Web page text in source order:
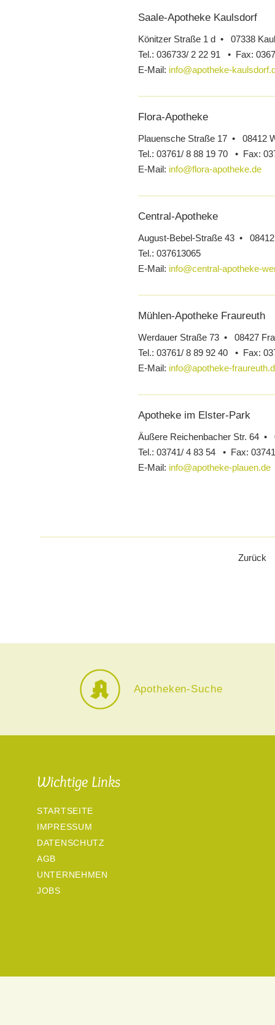
Saale-Apotheke Kaulsdorf
Könitzer Straße 1 d • 07338
Tel.: 036733/ 2 22 91 • Fax:
E-Mail: info@apotheke-
Flora-Apotheke
Plauensche Straße 17 • 08412
Tel.: 03761/ 8 88 19 70 • Fax:
E-Mail: info@flora-apotheke.de
Central-Apotheke
August-Bebel-Straße 43 •
Tel.: 037613065
E-Mail: info@central-apotheke-
Mühlen-Apotheke Fraureuth
Werdauer Straße 73 • 08427
Tel.: 03761/ 8 89 92 40 • Fax:
E-Mail: info@apotheke-
Apotheke im Elster-Park
Äußere Reichenbacher Str. 64 •
Tel.: 03741/ 4 83 54 • Fax:
E-Mail: info@apotheke-plauen.de
Zurück
Apotheken-Suche
Wichtige Links
STARTSEITE
IMPRESSUM
DATENSCHUTZ
AGB
UNTERNEHMEN
JOBS